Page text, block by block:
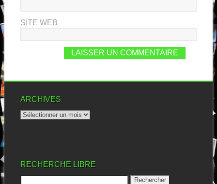
SITE WEB
ARCHIVES
RECHERCHE LIBRE